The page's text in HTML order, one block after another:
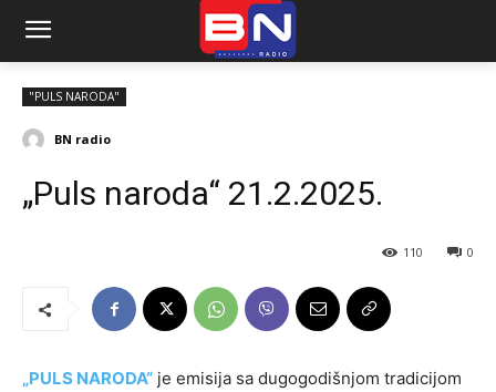
"PULS NARODA"
BN radio
„Puls naroda“ 21.2.2025.
0
110
„PULS NARODA“ je emisija sa dugogodišnjom tradicijom